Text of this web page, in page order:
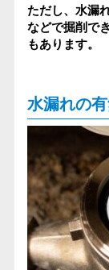
ただし、水漏
などで掘削で
もあります。
水漏れの